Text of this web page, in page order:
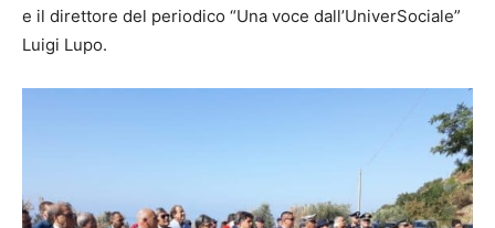
e il direttore del periodico “Una voce dall’UniverSociale”
Luigi Lupo.